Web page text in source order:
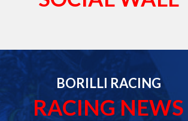
BORILLI RACING
RACING NEWS